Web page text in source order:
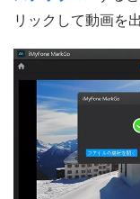
リックして動画を